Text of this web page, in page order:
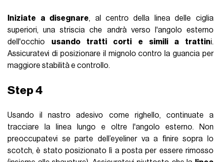
Iniziate a disegnare, al centro della linea delle ciglia
superiori, una striscia che andrà verso l'angolo esterno
dell'occhio usando tratti corti e simili a trattini.
Assicuratevi di posizionare il mignolo contro la guancia per
maggiore stabilità e controllo.
Step 4
Usando il nastro adesivo come righello, continuate a
tracciare la linea lungo e oltre l'angolo esterno. Non
preoccupatevi se parte dell’eyeliner va a finire sopra lo
scotch, è stato posizionato lì a posta per essere rimosso